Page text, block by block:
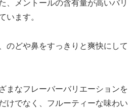
、メントールの含有量が高いバリ
います。
のどや鼻をすっきりと爽快にして
まなフレーバーバリエーションを
けでなく、フルーティーな味わい